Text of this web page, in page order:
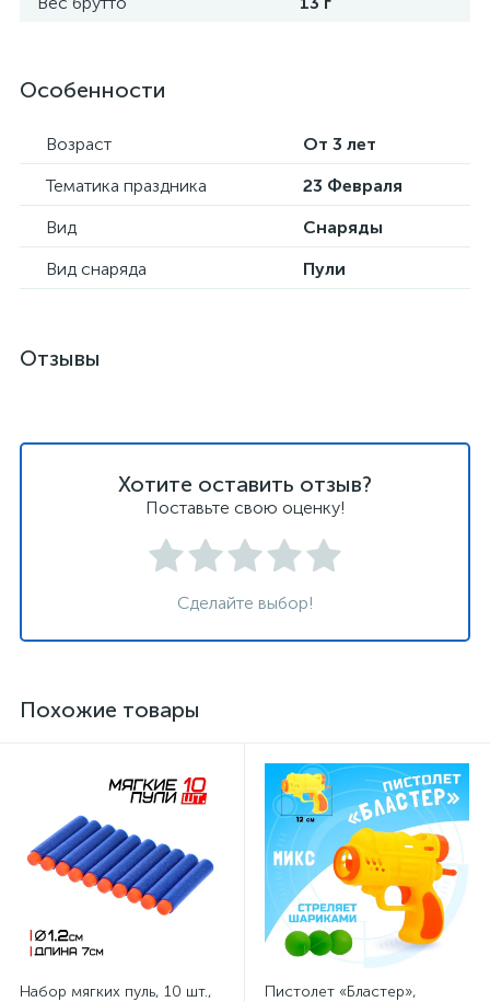
Особенности
Возраст
От 3 лет
Тематика праздника
23 Февраля
Вид
Снаряды
Вид снаряда
Пули
Отзывы
Хотите оставить отзыв?
Поставьте свою оценку!
Сделайте выбор!
Похожие товары
Набор мягких пуль, 10 шт.,
Пистолет «Бластер»,